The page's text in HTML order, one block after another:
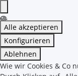
Alle akzeptieren
Konfigurieren
Ablehnen
Wie wir Cookies & Co